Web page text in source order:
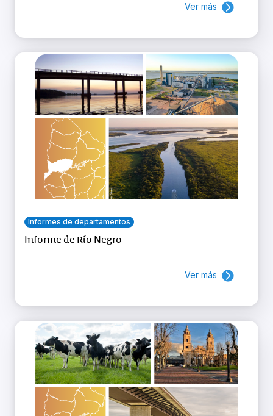
Ver más
Informes de departamentos
Informe de Río Negro
Ver más